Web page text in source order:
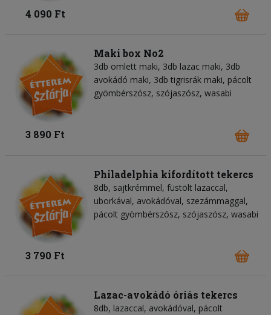
4 090 Ft
Maki box No2
3db omlett maki, 3db lazac maki, 3db
avokádó maki, 3db tigrisrák maki, pácolt
gyömbérszósz, szójaszósz, wasabi
3 890 Ft
Philadelphia kifordított tekercs
8db, sajtkrémmel, füstölt lazaccal,
uborkával, avokádóval, szezámmaggal,
pácolt gyömbérszósz, szójaszósz, wasabi
3 790 Ft
Lazac-avokádó óriás tekercs
8db, lazaccal, avokádóval, pácolt